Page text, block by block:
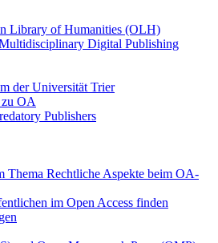
Library of Humanities (OLH)
Digital Publishing
der Universität Trier
OA
Publishers
Thema Rechtliche Aspekte beim OA-
im Open Access finden